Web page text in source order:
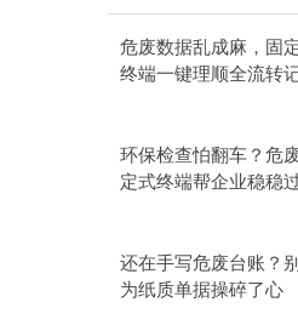
危废数据乱成麻，固
终端一键理顺全流转
环保检查怕翻车？危
定式终端帮企业稳稳
还在手写危废台账？
为纸质单据操碎了心